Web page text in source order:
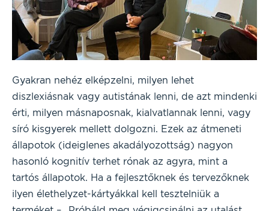
Gyakran nehéz elképzelni, milyen lehet
diszlexiásnak vagy autistának lenni, de azt mindenki
érti, milyen másnaposnak, kialvatlannak lenni, vagy
síró kisgyerek mellett dolgozni. Ezek az átmeneti
állapotok (ideiglenes akadályozottság) nagyon
hasonló kognitív terhet rónak az agyra, mint a
tartós állapotok. Ha a fejlesztőknek és tervezőknek
ilyen élethelyzet-kártyákkal kell tesztelniük a